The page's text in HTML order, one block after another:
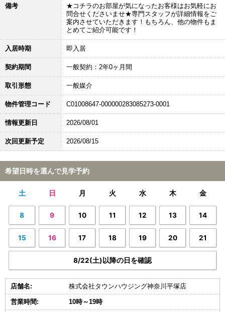
備考
★コチラのお部屋が気になったお客様はお気軽にお
問合せくださいませ★専門スタッフが詳細情報をご
案内させていただきます！もちろん、他の物件もま
とめてご紹介可能です！
入居時期 即入居
契約期間 一般契約：2年0ヶ月間
取引形態 一般媒介
物件管理コード C01008647-000000283085273-0001
情報更新日 2026/08/01
次回更新予定 2026/08/15
希望日時を選んで見学予約
土 日 月 火 水 木 金
8 9 10 11 12 13 14
15 16 17 18 19 20 21
8/22(土)以降の日を確認
店舗名: 株式会社タウンハウジング神奈川平塚店
営業時間: 10時～19時